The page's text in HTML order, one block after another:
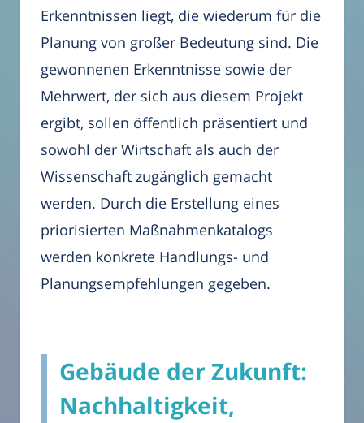
Erkenntnissen liegt, die wiederum für die
Planung von großer Bedeutung sind. Die
gewonnenen Erkenntnisse sowie der
Mehrwert, der sich aus diesem Projekt
ergibt, sollen öffentlich präsentiert und
sowohl der Wirtschaft als auch der
Wissenschaft zugänglich gemacht
werden. Durch die Erstellung eines
priorisierten Maßnahmenkatalogs
werden konkrete Handlungs- und
Planungsempfehlungen gegeben.
Gebäude der Zukunft:
Nachhaltigkeit,